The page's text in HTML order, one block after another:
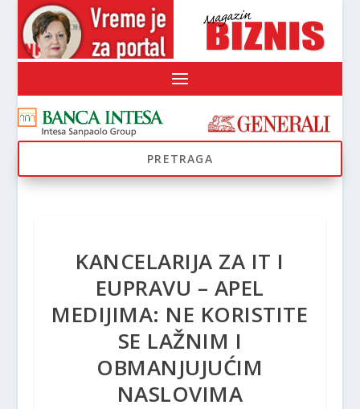
KANCELARIJA ZA IT I
EUPRAVU – APEL
MEDIJIMA: NE KORISTITE
SE LAŽNIM I
OBMANJUJUĆIM
NASLOVIMA